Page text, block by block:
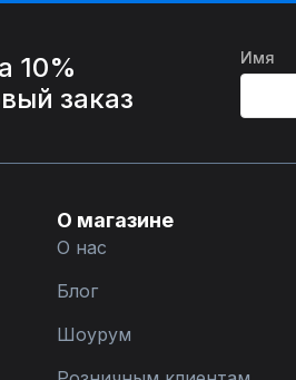
10%
заказ
Имя
О магазине
О нас
Блог
Шоурум